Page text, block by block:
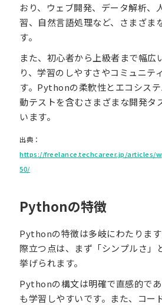
おり、ウェブ開発、データ解析、
習、自然言語処理など、さまざま
す。
また、初心者から上級者まで幅広
り、学習のしやすさやコミュニテ
す。Pythonの柔軟性とエコシス
動テストを含むさまざまな開発タ
います。
出典：
https://freelance.techcareer.jp/articles/
50/
Pythonの特徴
Pythonの特徴は多岐にわたりま
際立つ点は、まず「シンプルさ」
挙げられます。
Pythonの構文は明確で直感的で
も学習しやすいです。また、コー